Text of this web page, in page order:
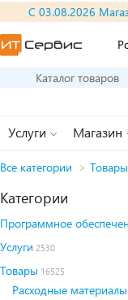
С 03.08.2026
Каталог товаров
Услуги Магазин
Все категории > Товары
Категории
Программное
Услуги 2530
Товары 16525
Расходные материалы